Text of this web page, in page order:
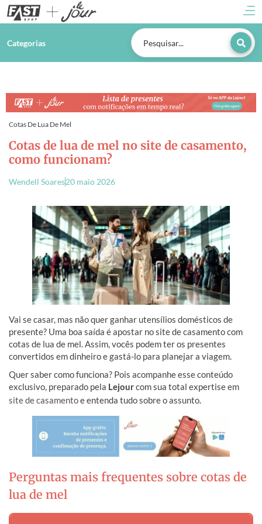
Categorias
Cotas De Lua De Mel
Cotas de lua de mel no site de casamento,
como funcionam?
Wendell Soares20 maio 2026
Vai se casar, mas não quer ganhar utensílios domésticos de
presente? Uma boa saída é apostar no site de casamento com
cotas de lua de mel. Assim, vocês podem ter os presentes
convertidos em dinheiro e gastá-lo para planejar a viagem.
Quer saber como funciona? Pois acompanhe esse conteúdo
exclusivo, preparado pela Lejourcom sua total expertise em
site de casamentoe entenda tudo sobre o assunto.
Perguntas mais frequentes sobre cotas de
lua de mel